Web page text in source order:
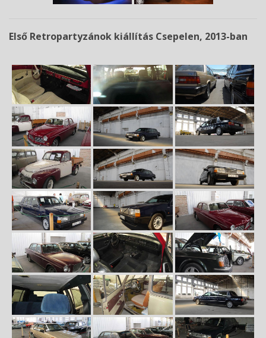
Első Retropartyzánok kiállítás Csepelen, 2013-ban